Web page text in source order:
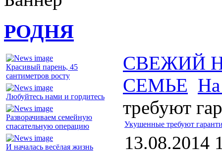
РОДНЯ
Красивый парень, 45
сантиметров росту
Любуйтесь нами и гордитесь
Разворачиваем семейную
спасательную операцию
И началась весёлая жизнь
СВЕЖИЙ
СЕМЬЕ На
требуют
Укушенные требуют
13.08.2014